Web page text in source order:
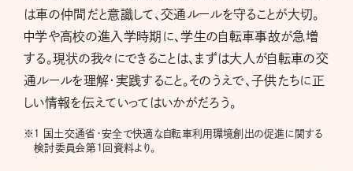
は車の仲間だと意識して、交通ルールを守ることが大切。
中学や高校の進入学時期に、学生の自転車事故が急増
する。現状の我々にできることは、まずは大人が自転車の交
通ルールを理解・実践すること。そのうえで、子供たちに正
しい情報を伝えていってはいかがだろう。
※ １ 国土交通省・安全で快適な自転車利用環境創出の促進に関する
検討委員会第１回資料より。